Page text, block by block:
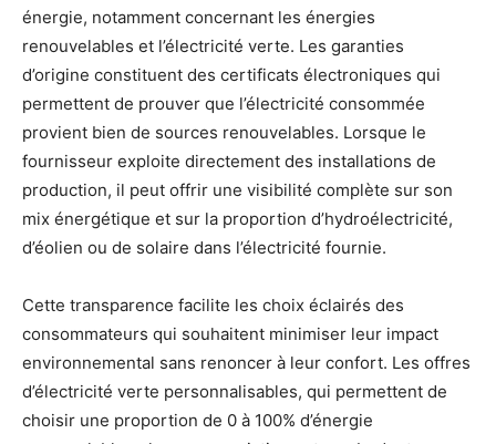
énergie, notamment concernant les énergies
renouvelables et l’électricité verte. Les garanties
d’origine constituent des certificats électroniques qui
permettent de prouver que l’électricité consommée
provient bien de sources renouvelables. Lorsque le
fournisseur exploite directement des installations de
production, il peut offrir une visibilité complète sur son
mix énergétique et sur la proportion d’hydroélectricité,
d’éolien ou de solaire dans l’électricité fournie.
Cette transparence facilite les choix éclairés des
consommateurs qui souhaitent minimiser leur impact
environnemental sans renoncer à leur confort. Les offres
d’électricité verte personnalisables, qui permettent de
choisir une proportion de 0 à 100% d’énergie